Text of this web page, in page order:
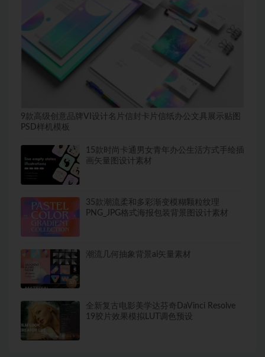
9款高级创意品牌VI设计名片信封卡片信纸办公文具展示贴图
PSD样机模板
15款时尚卡通男女青年办公生活方式手绘插
画矢量图设计素材
35款潮流柔和多彩渐变模糊颗粒纹理
PNG_JPG格式海报包装背景图设计素材
潮流几何抽象背景ai矢量素材
全新复古电影美学达芬奇DaVinci Resolve
19胶片效果模拟LUT调色预设